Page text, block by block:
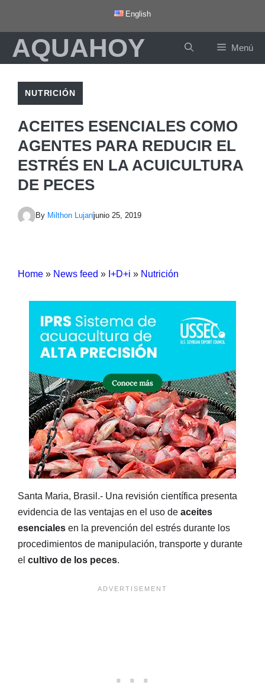
contenido
English
AQUAHOY Menú
NUTRICIÓN
ACEITES ESENCIALES COMO
AGENTES PARA REDUCIR EL
ESTRÉS EN LA ACUICULTURA
DE PECES
By Milthon Lujanjunio 25, 2019
Home » News feed » I+D+i » Nutrición
Santa Maria, Brasil.- Una revisión científica presenta
evidencia de las ventajas en el uso de aceites
esenciales en la prevención del estrés durante los
procedimientos de manipulación, transporte y durante
el cultivo de los peces.